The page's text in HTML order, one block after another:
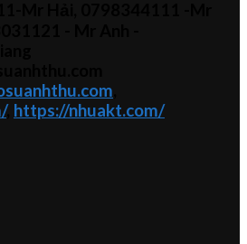
, https://nhuakt.com/